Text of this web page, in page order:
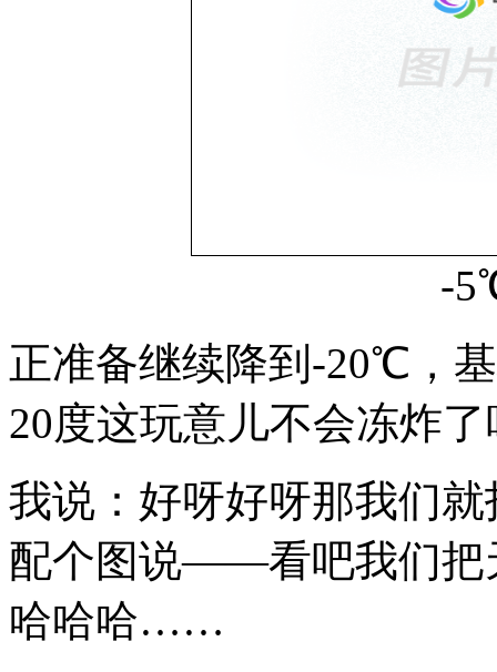
-
正准备继续降到-20℃，
20度这玩意儿不会冻炸了
我说：好呀好呀那我们
配个图说——看吧我们把
哈哈哈……